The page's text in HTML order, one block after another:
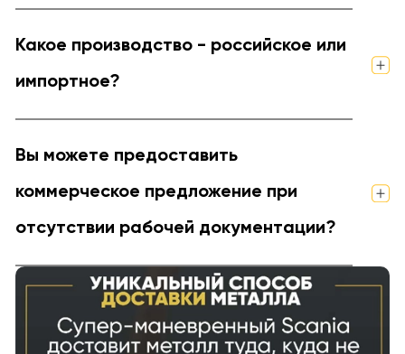
Какое производство - российское или
импортное?
Вы можете предоставить
коммерческое предложение при
отсутствии рабочей документации?